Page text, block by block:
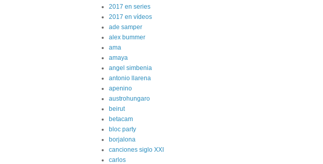
2017 en series
2017 en vídeos
ade samper
alex bummer
ama
amaya
angel simbenia
antonio llarena
apenino
austrohungaro
beirut
betacam
bloc party
borjalona
canciones siglo XXI
carlos